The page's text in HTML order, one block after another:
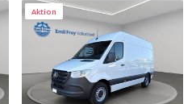
Aktion